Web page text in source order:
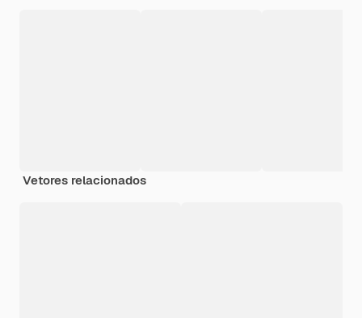
Vetores relacionados